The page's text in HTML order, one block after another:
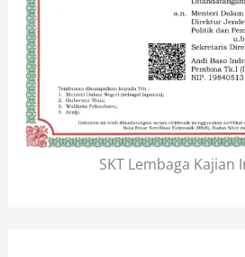
SKT Lembaga Kajian